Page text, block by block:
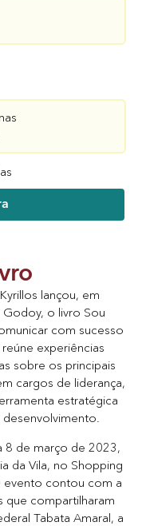
lançou, em
o livro Sou
com sucesso
experiências
sobre os principais
cargos de liderança,
estratégica
8 de março de 2023,
da Vila, no Shopping
evento contou com a
que compartilharam
Tabata Amaral, a